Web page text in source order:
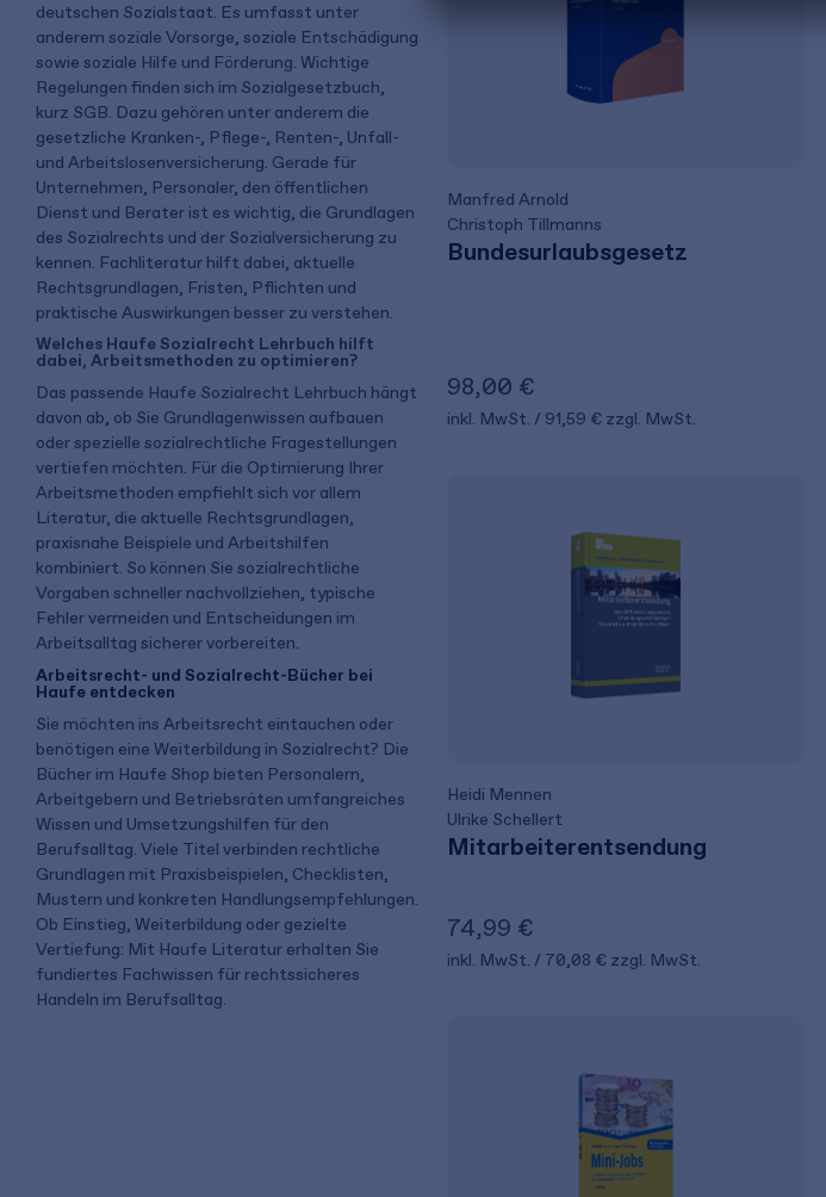
Manfred Arnold
Christoph Tillmanns
Bundesurlaubsgesetz
98,00 €
inkl. MwSt. 91,59 € zzgl. MwSt.
Heidi Mennen
Ulrike Schellert
Mitarbeiterentsendung
74,99 €
inkl. MwSt. 70,08 € zzgl. MwSt.
deutschen Sozialstaat. Es umfasst unter
anderem soziale Vorsorge, soziale Entschädigung
sowie soziale Hilfe und Förderung. Wichtige
Regelungen finden sich im Sozialgesetzbuch,
kurz SGB. Dazu gehören unter anderem die
gesetzliche Kranken-, Pflege-, Renten-, Unfall-
und Arbeitslosenversicherung. Gerade für
Unternehmen, Personaler, den öffentlichen
Dienst und Berater ist es wichtig, die Grundlagen
des Sozialrechts und der Sozialversicherung zu
kennen. Fachliteratur hilft dabei, aktuelle
Rechtsgrundlagen, Fristen, Pflichten und
praktische Auswirkungen besser zu verstehen.
Welches Haufe Sozialrecht Lehrbuch hilft
dabei, Arbeitsmethoden zu optimieren?
Das passende Haufe Sozialrecht Lehrbuch hängt
davon ab, ob Sie Grundlagenwissen aufbauen
oder spezielle sozialrechtliche Fragestellungen
vertiefen möchten. Für die Optimierung Ihrer
Arbeitsmethoden empfiehlt sich vor allem
Literatur, die aktuelle Rechtsgrundlagen,
praxisnahe Beispiele und Arbeitshilfen
kombiniert. So können Sie sozialrechtliche
Vorgaben schneller nachvollziehen, typische
Fehler vermeiden und Entscheidungen im
Arbeitsalltag sicherer vorbereiten.
Arbeitsrecht- und Sozialrecht-Bücher bei
Haufe entdecken
Sie möchten ins Arbeitsrecht eintauchen oder
benötigen eine Weiterbildung in Sozialrecht? Die
Bücher im Haufe Shop bieten Personalern,
Arbeitgebern und Betriebsräten umfangreiches
Wissen und Umsetzungshilfen für den
Berufsalltag. Viele Titel verbinden rechtliche
Grundlagen mit Praxisbeispielen, Checklisten,
Mustern und konkreten Handlungsempfehlungen.
Ob Einstieg, Weiterbildung oder gezielte
Vertiefung: Mit Haufe Literatur erhalten Sie
fundiertes Fachwissen für rechtssicheres
Handeln im Berufsalltag.